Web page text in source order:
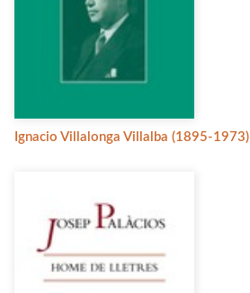
Ignacio Villalonga Villalba (1895-1973)